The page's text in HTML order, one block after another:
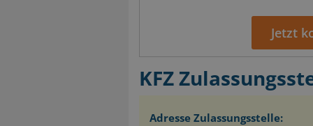
Jetzt
KFZ
Adresse Zulassungsstelle: